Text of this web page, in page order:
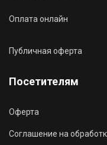
Оплата онлайн
Публичная оферта
Посетителям
Оферта
Соглашение на